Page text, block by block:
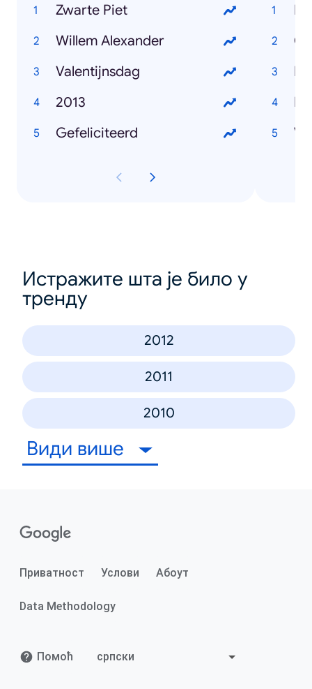
Zwarte Piet
Willem Alexander
Valentijnsdag
2013
Gefeliciteerd
Истражите шта је било у
тренду
2012
2011
2010
Види више
Приватност Услови Абоут
Data Methodology
Помоћ